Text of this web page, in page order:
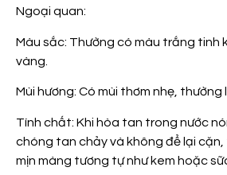
Ngoại quan:
Màu sắc: Thường có màu trắng tinh
vàng.
Mùi hương: Có mùi thơm nhẹ, thường
Tính chất: Khi hòa tan trong nước
chóng tan chảy và không để lại
mịn màng tương tự như kem hoặc